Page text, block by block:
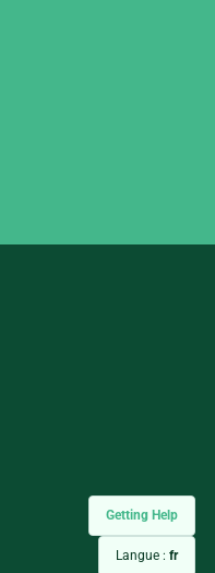
Getting Help
Langue : fr